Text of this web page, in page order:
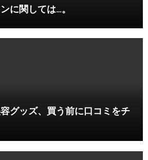
に関しては…。
グッズ、買う前に口コミをチ